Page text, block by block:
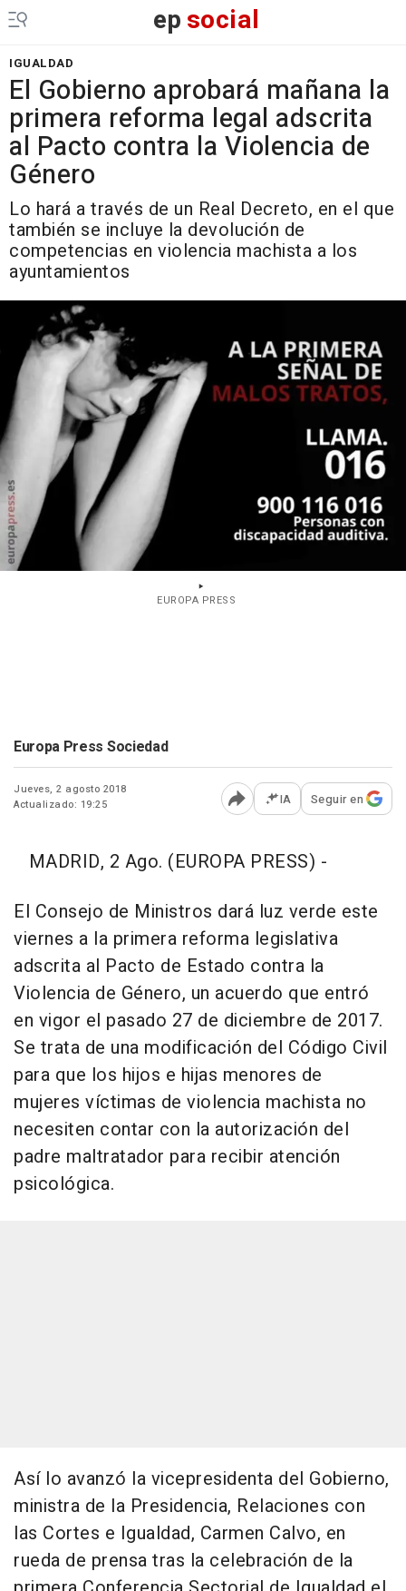
epsocial
IGUALDAD
El Gobierno aprobará mañana la
primera reforma legal adscrita
al Pacto contra la Violencia de
Género
Lo hará a través de un Real Decreto, en el que
también se incluye la devolución de
competencias en violencia machista a los
ayuntamientos
EUROPA PRESS
Europa Press Sociedad
Jueves, 2 agosto 2018
Actualizado: 19:25
Abrir opciones para
IA Seguir en
MADRID, 2 Ago. (EUROPA PRESS) -
El Consejo de Ministros dará luz verde este
viernes a la primera reforma legislativa
adscrita al Pacto de Estado contra la
Violencia de Género, un acuerdo que entró
en vigor el pasado 27 de diciembre de 2017.
Se trata de una modificación del Código Civil
para que los hijos e hijas menores de
mujeres víctimas de violencia machista no
necesiten contar con la autorización del
padre maltratador para recibir atención
psicológica.
Así lo avanzó la vicepresidenta del Gobierno,
ministra de la Presidencia, Relaciones con
las Cortes e Igualdad, Carmen Calvo, en
rueda de prensa tras la celebración de la